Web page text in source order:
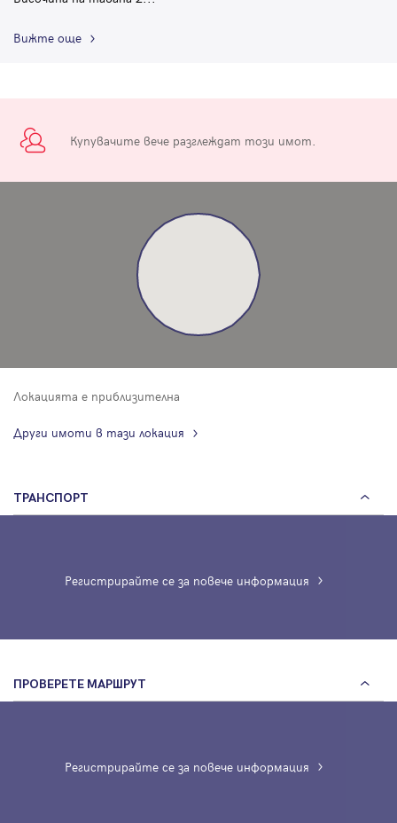
Вижте още
Купувачите вече разглеждат този имот.
Локацията е приблизителна
Други имоти в тази локация
ТРАНСПОРТ
Регистрирайте се за повече информация
ПРОВЕРЕТЕ МАРШРУТ
Регистрирайте се за повече информация